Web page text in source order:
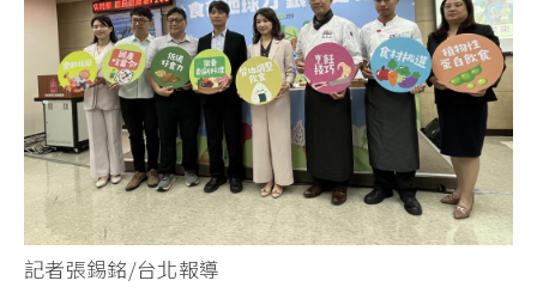
記者張錫銘/台北報導